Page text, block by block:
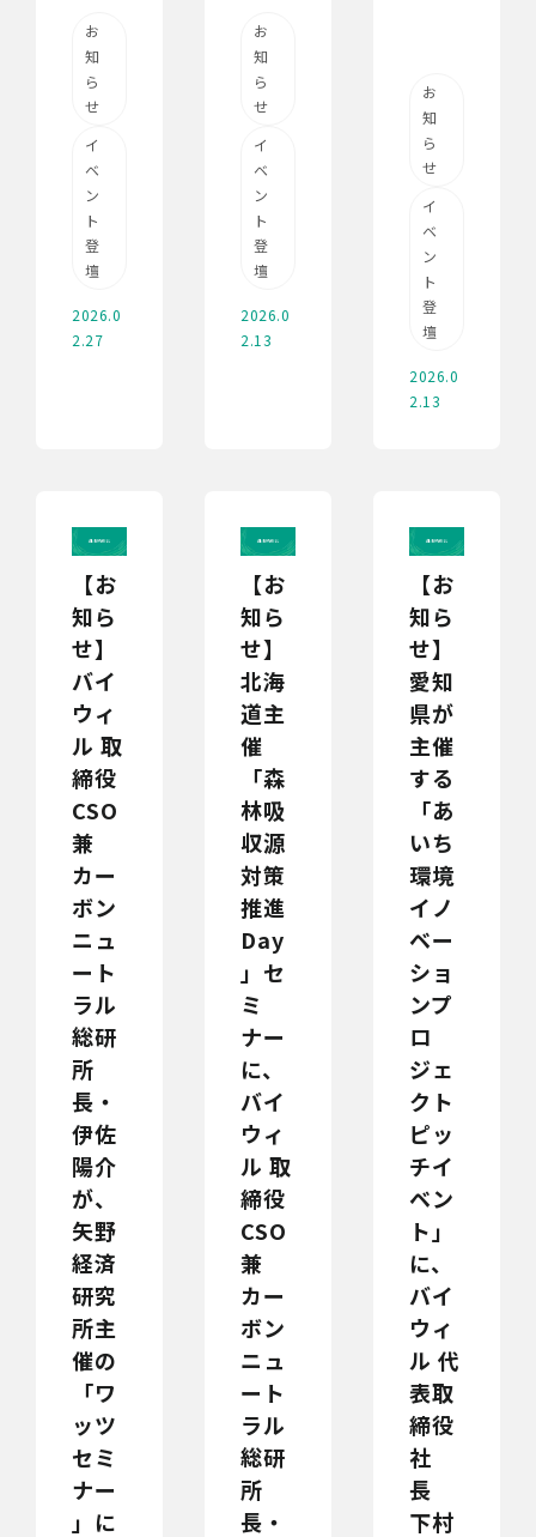
お
知
ら
せ
イ
ベ
ン
ト
登
壇
2026.0
2.27
お
知
ら
せ
イ
ベ
ン
ト
登
壇
2026.0
2.13
お
知
ら
せ
イ
ベ
ン
ト
登
壇
2026.0
2.13
【お
知ら
せ】
バイ
ウィ
ル 取
締役
CSO
兼
カー
ボン
ニュ
ート
ラル
総研
所
長・
伊佐
陽介
が、
矢野
経済
研究
所主
催の
「ワ
ッツ
セミ
ナー
」に
【お
知ら
せ】
北海
道主
催
「森
林吸
収源
対策
推進
Day
」セ
ミ
ナー
に、
バイ
ウィ
ル 取
締役
CSO
兼
カー
ボン
ニュ
ート
ラル
総研
所
長・
【お
知ら
せ】
愛知
県が
主催
する
「あ
いち
環境
イノ
ベー
ショ
ンプ
ロ
ジェ
クト
ピッ
チイ
ベン
ト」
に、
バイ
ウィ
ル 代
表取
締役
社
長
下村